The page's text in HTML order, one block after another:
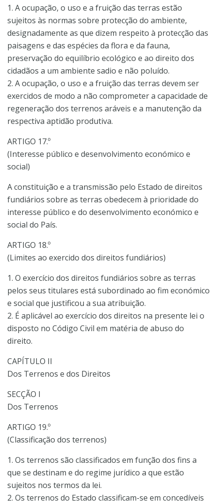
1. A ocupação, o uso e a fruição das terras estão
sujeitos às normas sobre protecção do ambiente,
designadamente as que dizem respeito à protecção das
paisagens e das espécies da flora e da fauna,
preservação do equilíbrio ecológico e ao direito dos
cidadãos a um ambiente sadio e não poluído.
2. A ocupação, o uso e a fruição das terras devem ser
exercidos de modo a não comprometer a capacidade de
regeneração dos terrenos aráveis e a manutenção da
respectiva aptidão produtiva.
ARTIGO 17.º
(Interesse público e desenvolvimento económico e
social)
A constituição e a transmissão pelo Estado de direitos
fundiários sobre as terras obedecem à prioridade do
interesse público e do desenvolvimento económico e
social do País.
ARTIGO 18.º
(Limites ao exercido dos direitos fundiários)
1. O exercício dos direitos fundiários sobre as terras
pelos seus titulares está subordinado ao fim económico
e social que justificou a sua atribuição.
2. É aplicável ao exercício dos direitos na presente lei o
disposto no Código Civil em matéria de abuso do
direito.
CAPÍTULO II
Dos Terrenos e dos Direitos
SECÇÃO I
Dos Terrenos
ARTIGO 19.º
(Classificação dos terrenos)
1. Os terrenos são classificados em função dos fins a
que se destinam e do regime jurídico a que estão
sujeitos nos termos da lei.
2. Os terrenos do Estado classificam-se em concedíveis